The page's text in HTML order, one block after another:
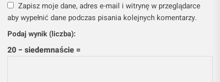
Zapisz moje dane, adres e-mail i witrynę w przeglądarce
aby wypełnić dane podczas pisania kolejnych komentarzy.
Podaj wynik (liczba):
20 − siedemnaście =